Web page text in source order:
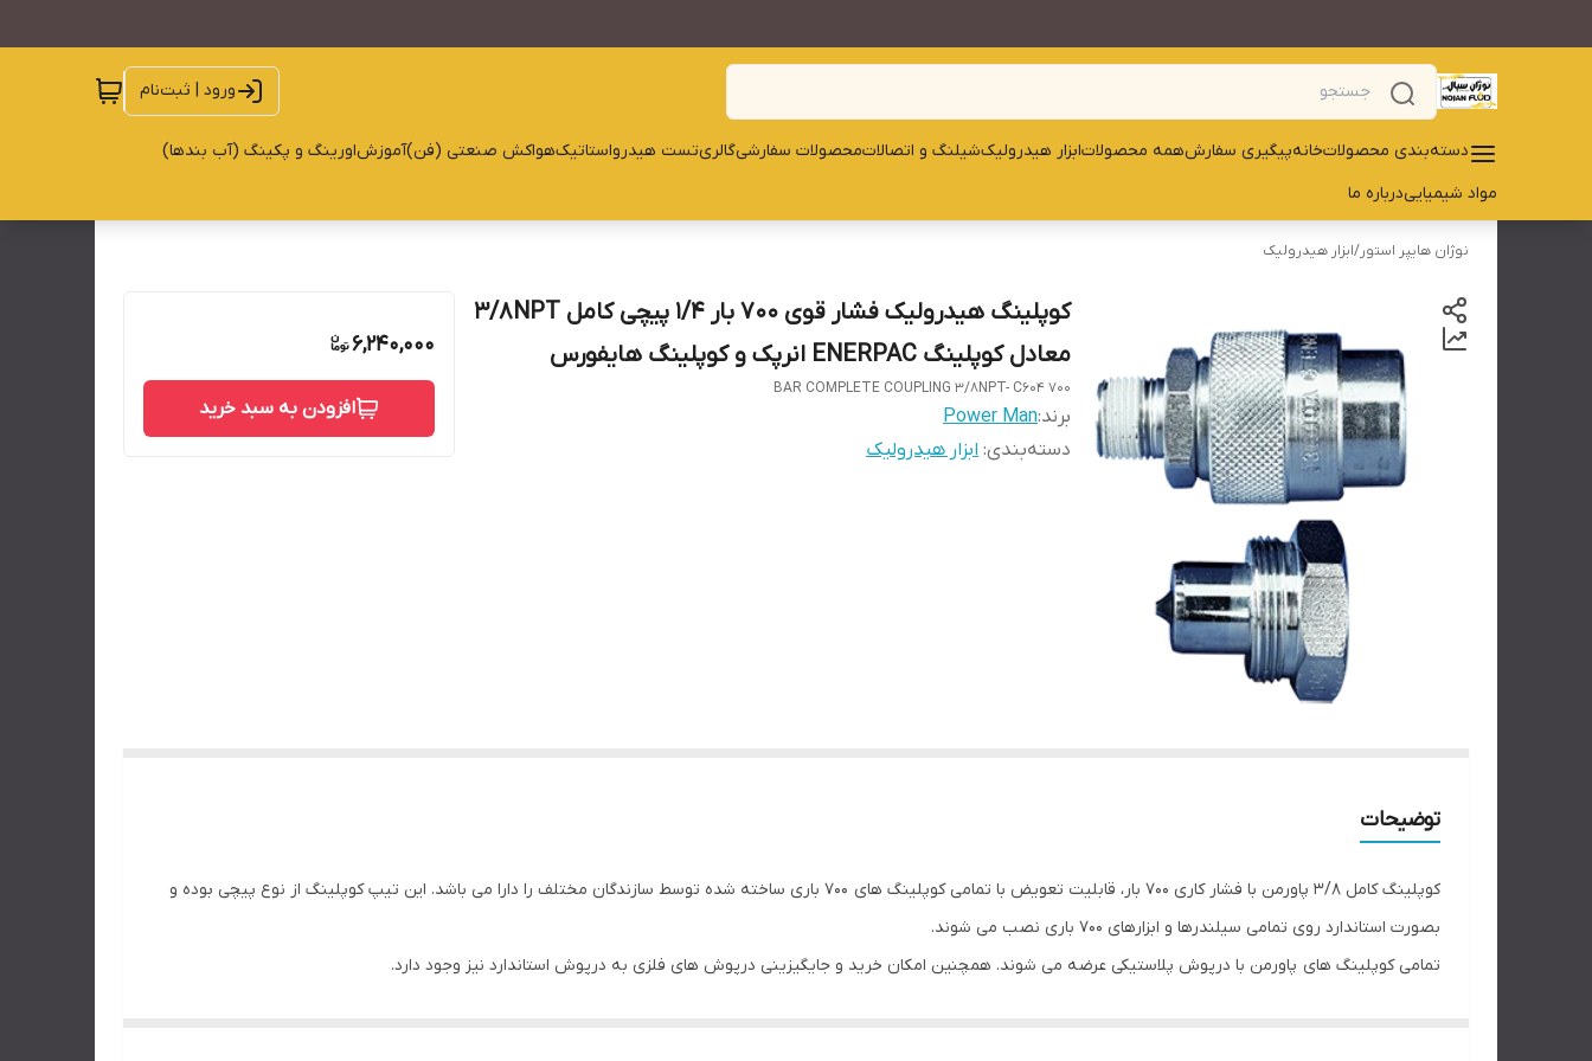
ورود | ثبت‌نام
دسته‌بندی محصولاتخانهپیگیری سفارشهمه محصولاتابزار هیدرولیکشیلنگ و اتصالاتمحصولات سفارشیگالریتست هیدرواستاتیکهواکش صنعتی (فن)آموزشاورینگ و پکینگ (آب بندها)
مواد شیمیاییدرباره ما
نوژان هایپر استور/ابزار هیدرولیک
کوپلینگ هیدرولیک فشار قوی 700 بار 1/4 پیچی کامل 3/8NPT
معادل کوپلینگ ENERPAC انرپک و کوپلینگ هایفورس
700 BAR COMPLETE COUPLING 3/8NPT- C604
برند:Power Man
دسته‌بندی: ابزار هیدرولیک
6,240,000
افزودن به سبد خرید
توضیحات
کوپلینگ کامل 3/8 پاورمن با فشار کاری 700 بار، قابلیت تعویض با تمامی کوپلینگ های 700 باری ساخته شده توسط سازندگان مختلف را دارا می باشد. این تیپ کوپلینگ از نوع پیچی بوده و
بصورت استاندارد روی تمامی سیلندرها و ابزارهای 700 باری نصب می شوند.
تمامی کوپلینگ های پاورمن با درپوش پلاستیکی عرضه می شوند. همچنین امکان خرید و جایگیزینی درپوش های فلزی به درپوش استاندارد نیز وجود دارد.